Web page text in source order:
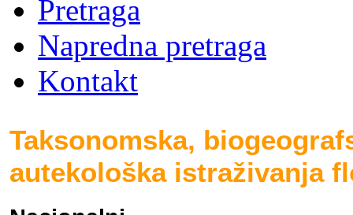
Pretraga
Napredna pretraga
Kontakt
Taksonomska,
autekološka istraživanja